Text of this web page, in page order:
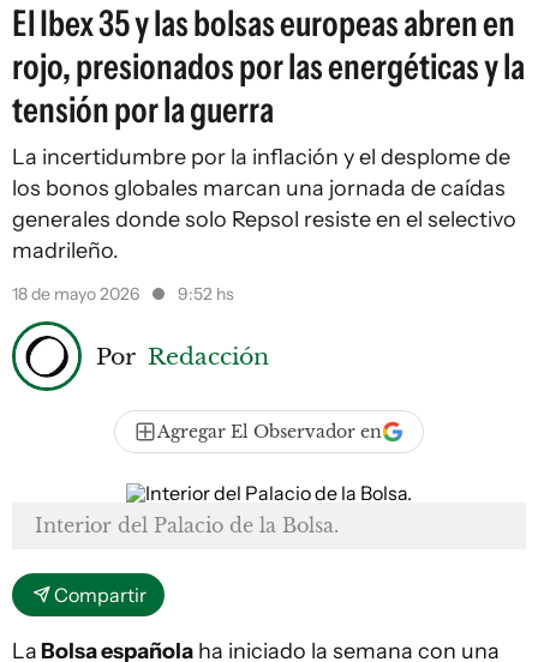
El Ibex 35 y las bolsas europeas abren en
rojo, presionados por las energéticas y la
tensión por la guerra
La incertidumbre por la inflación y el desplome de
los bonos globales marcan una jornada de caídas
generales donde solo Repsol resiste en el selectivo
madrileño.
18 de mayo 2026 9:52 hs
Por Redacción
Agregar El Observador en
Interior del Palacio de la Bolsa.
Compartir
La Bolsa española ha iniciado la semana con una